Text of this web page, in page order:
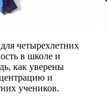
четырехлетних
в школе и
как уверены
и
учеников.